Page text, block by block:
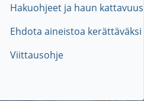
Hakuohjeet ja haun kattavuus
Ehdota aineistoa kerättäväksi
Viittausohje